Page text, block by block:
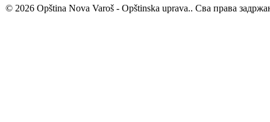
© 2026 Opština Nova Varoš - Opštinska uprava.. Сва права